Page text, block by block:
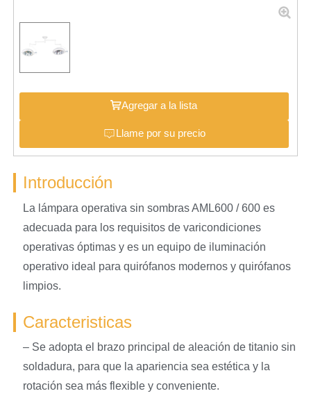
Agregar a la lista
Llame por su precio
Introducción
La lámpara operativa sin sombras AML600 / 600 es
adecuada para los requisitos de varicondiciones
operativas óptimas y es un equipo de iluminación
operativo ideal para quirófanos modernos y quirófanos
limpios.
Caracteristicas
– Se adopta el brazo principal de aleación de titanio sin
soldadura, para que la apariencia sea estética y la
rotación sea más flexible y conveniente.